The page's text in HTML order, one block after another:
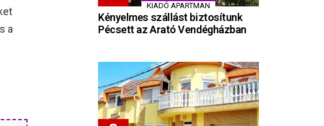
a
KIADÓ APARTMAN
Kényelmes szállást biztosítunk
Pécsett az Arató Vendégházban